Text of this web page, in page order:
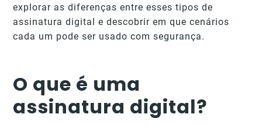
explorar as diferenças entre esses tipos de
assinatura digital e descobrir em que cenários
cada um pode ser usado com segurança.
O que é uma
assinatura digital?